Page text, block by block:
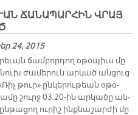
ՃԱՆԱՊԱՐՀԻՆ ՎՐԱՅ
24, 2015
ճամ­բոր­դող օ­թօ­պիւս մը
ժա­մե­րուն ար­կած ան­ցուց
թուր» ըն­կե­րու­թեան օ­թօ­
շուրջ 03.20-ին ար­կա­ծը ան­
ու­րիշ ինք­նա­շար­ժի մը